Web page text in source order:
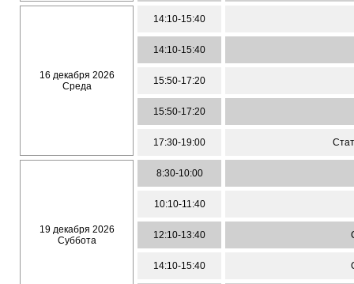
16 декабря 2026
Среда
14:10-15:40
14:10-15:40
15:50-17:20
15:50-17:20
17:30-19:00
19 декабря 2026
Суббота
8:30-10:00
10:10-11:40
12:10-13:40
14:10-15:40